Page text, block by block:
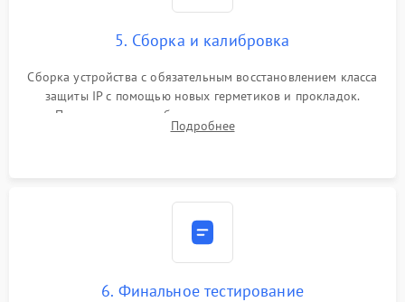
5. Сборка и калибровка
Сборка устройства с обязательным восстановлением класса
защиты IP с помощью новых герметиков и прокладок.
Программная калибровка матрицы по эталонному
абсолютно черному телу для точного измерения температур.
Подробнее
6. Финальное тестирование